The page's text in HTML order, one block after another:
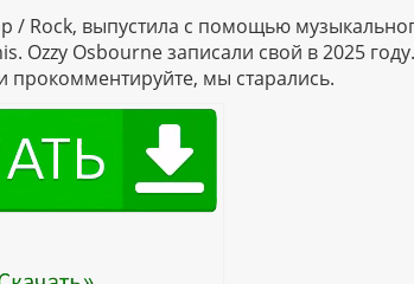
Rock, выпустила с помощью
Ozzy Osbourne записали свой в 2025
прокомментируйте, мы старались.